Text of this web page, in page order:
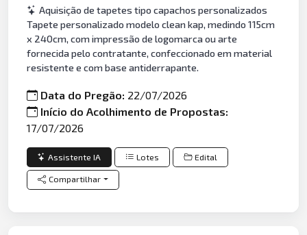
Aquisição de tapetes tipo capachos personalizados
Tapete personalizado modelo clean kap, medindo 115cm
x 240cm, com impressão de logomarca ou arte
fornecida pelo contratante, confeccionado em material
resistente e com base antiderrapante.
Data do Pregão: 22/07/2026
Início do Acolhimento de Propostas:
17/07/2026
Assistente IA Lotes Edital
Compartilhar